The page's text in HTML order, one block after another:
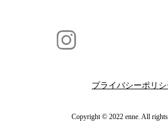
プライバシーポリシ
Copyright © 2022 enne. All rights